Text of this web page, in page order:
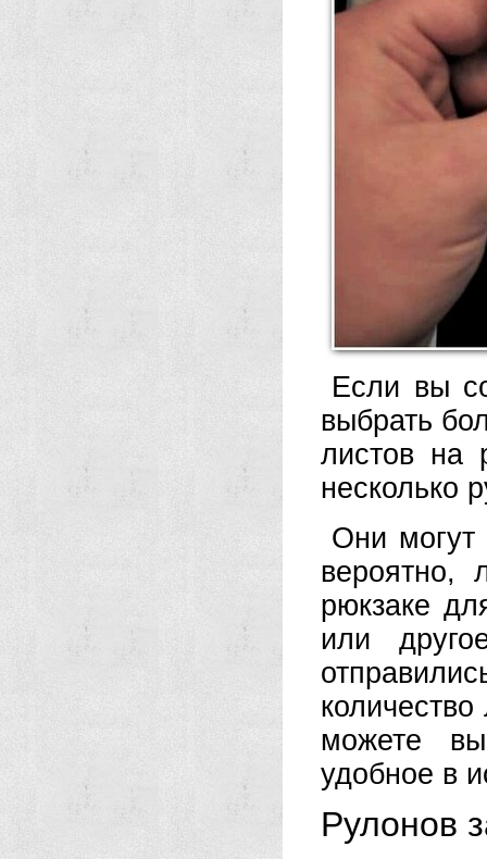
Если вы
выбрать
листов на
несколько
Они могут
вероятно,
рюкзаке
или
можете
удобное в
Рулонов